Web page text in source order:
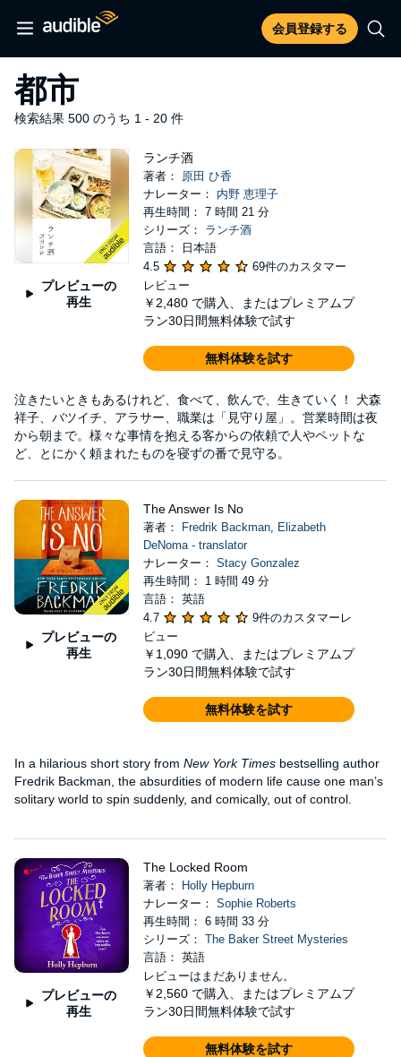
会員登録する
都市
検索結果 500 のうち 1 - 20 件
プレビューの
再生
ランチ酒
著者： 原田 ひ香
ナレーター： 内野 恵理子
再生時間： 7 時間 21 分
シリーズ： ランチ酒
言語： 日本語
4.5
69件のカスタマー
レビュー
￥2,480 で購入、またはプレミアムプ
ラン30日間無料体験で試す
無料体験を試す
泣きたいときもあるけれど、食べて、飲んで、生きていく！ 犬森
祥子、バツイチ、アラサー、職業は「見守り屋」。営業時間は夜
から朝まで。様々な事情を抱える客からの依頼で人やペットな
ど、とにかく頼まれたものを寝ずの番で見守る。
プレビューの
再生
The Answer Is No
著者： Fredrik Backman, Elizabeth
DeNoma - translator
ナレーター： Stacy Gonzalez
再生時間： 1 時間 49 分
言語： 英語
4.7
9件のカスタマーレ
ビュー
￥1,090 で購入、またはプレミアムプ
ラン30日間無料体験で試す
無料体験を試す
In a hilarious short story from New York Times bestselling author
Fredrik Backman, the absurdities of modern life cause one man’s
solitary world to spin suddenly, and comically, out of control.
プレビューの
再生
The Locked Room
著者：
Holly Hepburn
ナレーター： Sophie Roberts
再生時間： 6 時間 33 分
シリーズ： The Baker Street Mysteries
言語： 英語
レビューはまだありません。
￥2,560 で購入、またはプレミアムプ
ラン30日間無料体験で試す
無料体験を試す